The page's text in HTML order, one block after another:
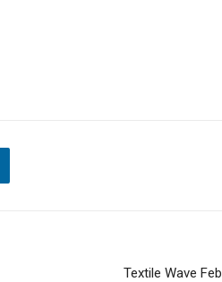
Textile Wave